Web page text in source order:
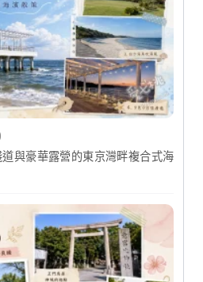
與豪華露營的東京灣畔複合式海